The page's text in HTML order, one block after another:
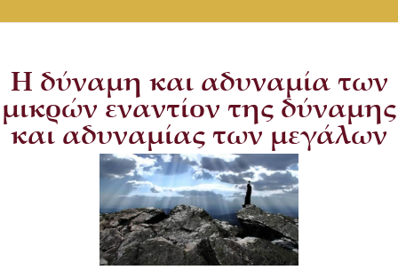
Η δύναμη και αδυναμία των
μικρών εναντίον της δύναμης
και αδυναμίας των μεγάλων